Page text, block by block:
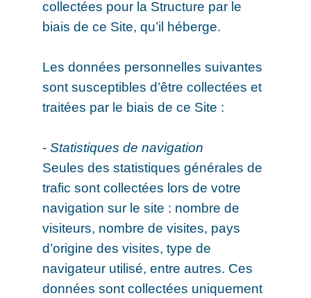
collectées pour la Structure par le
biais de ce Site, qu’il héberge.
Les données personnelles suivantes
sont susceptibles d’être collectées et
traitées par le biais de ce Site :
-Statistiques de navigation
Seules des statistiques générales de
trafic sont collectées lors de votre
navigation sur le site : nombre de
visiteurs, nombre de visites, pays
d’origine des visites, type de
navigateur utilisé, entre autres. Ces
données sont collectées uniquement